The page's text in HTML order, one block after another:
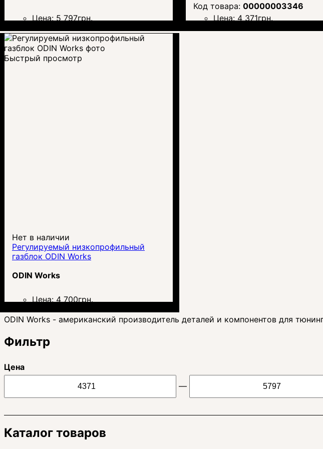
Цена: 5 797грн.
00000003346
Цена: 4 371грн.
Быстрый просмотр
Нет в наличии
Регулируемый низкопрофильный
газблок ODIN Works
ODIN Works
Цена: 4 700грн.
ODIN Works - американский производитель деталей и компонентов для
Фильтр
Цена
—
Каталог товаров